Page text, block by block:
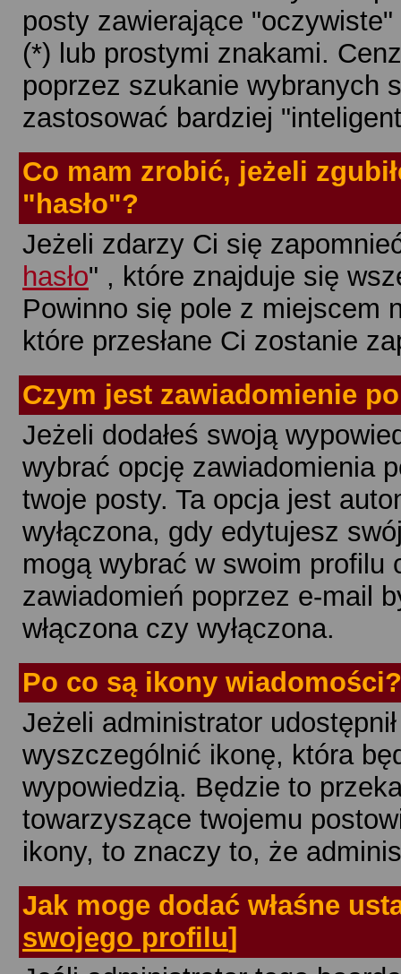
posty zawierające
(*) lub prostymi znakami.
poprzez szukanie wybranych
zastosować bardziej
Co mam zrobić, jeżeli
"hasło"?
Jeżeli zdarzy Ci się
hasło" , które znajduje się
Powinno się pole z miejscem
które przesłane Ci zostanie
Czym jest zawiadomienie
Jeżeli dodałeś swoją
wybrać opcję zawiadomienia
twoje posty. Ta opcja jest
wyłączona, gdy edytujesz
mogą wybrać w swoim
zawiadomień poprzez e-mail
włączona czy wyłączona.
Po co są ikony wiadomości?
Jeżeli administrator
wyszczególnić ikonę, która
wypowiedzią. Będzie to
towarzyszące twojemu
ikony, to znaczy to, że
Jak moge dodać właśne
swojego profilu]